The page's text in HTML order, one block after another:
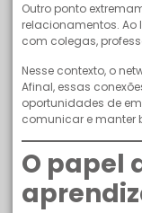
Outro ponto
relacionamentos.
com colegas,
Nesse contexto, o
Afinal, essas
oportunidades de
comunicar e manter
O papel